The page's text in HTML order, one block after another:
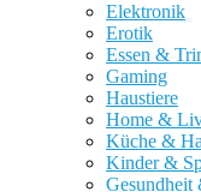
Elektronik
Erotik
Essen &
Gaming
Haustiere
Home &
Küche &
Kinder &
Gesundheit